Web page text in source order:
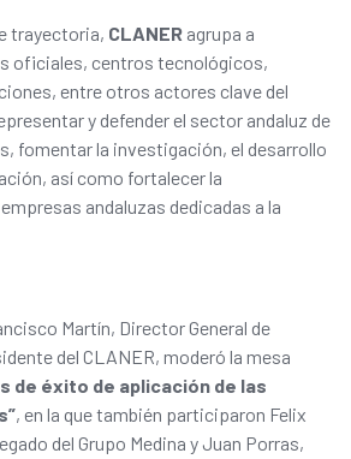
trayectoria, CLANER agrupa a
oficiales, centros tecnológicos,
entre otros actores clave del
y defender el sector andaluz de
fomentar la investigación, el desarrollo
así como fortalecer la
andaluzas dedicadas a la
Martín, Director General de
del CLANER, moderó la mesa
de éxito de aplicación de las
, en la que también participaron Felix
del Grupo Medina y Juan Porras,